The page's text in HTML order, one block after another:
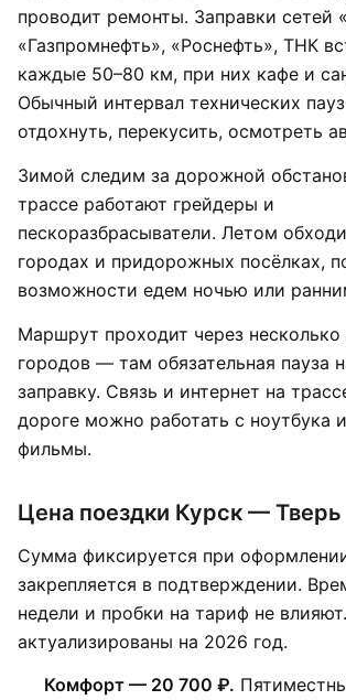
проводит ремонты. Заправки сетей
«Газпромнефть», «Роснефть», ТНК
каждые 50–80 км, при них кафе и
Обычный интервал технических
отдохнуть, перекусить, осмотреть
Зимой следим за дорожной
трассе работают грейдеры и
пескоразбрасыватели. Летом
городах и придорожных посёлках,
возможности едем ночью или
Маршрут проходит через несколько
городов — там обязательная пауза
заправку. Связь и интернет на
дороге можно работать с ноутбука
фильмы.
Цена поездки Курск — Тверь
Сумма фиксируется при
закрепляется в подтверждении.
недели и пробки на тариф не
актуализированы на 2026 год.
Комфорт — 20 700 ₽.